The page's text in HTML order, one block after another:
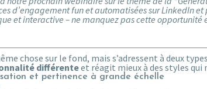
d’engagement fun et automatisées sur LinkedIn
et interactive – ne manquez pas cette opportunité
chose sur le fond, mais s’adressent à deux
différenteet réagit mieux à des styles qui
et pertinence à grande échelle